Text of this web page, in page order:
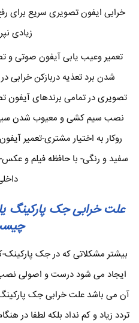
خرابی ایفون تصویری سریع برای
زیادی
تعمیر وعیب یابی آیفون صوتی و
شدن برد تعذیه دربازکن خرابی
تصویری در تمامی برندهای آیفون
نصب سیم کشی و معیوب شدن سیم
روکار به اختیار مشتری-تعمیر
سفید و رنگی- با حافظه فیلم و عکس-
علت خرابی جک پارکینگ
بیشتر مشکلاتی که در جک پارکینک-
ایجاد می شود درست و اصولی نصب
آن می باشد علت خرابی جک
تردد زیاد و کم نداد بلکه لطفا در